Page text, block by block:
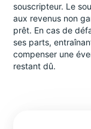
souscripteur. Le
aux revenus non
prêt. En cas de
ses parts,
compenser une
restant dû.